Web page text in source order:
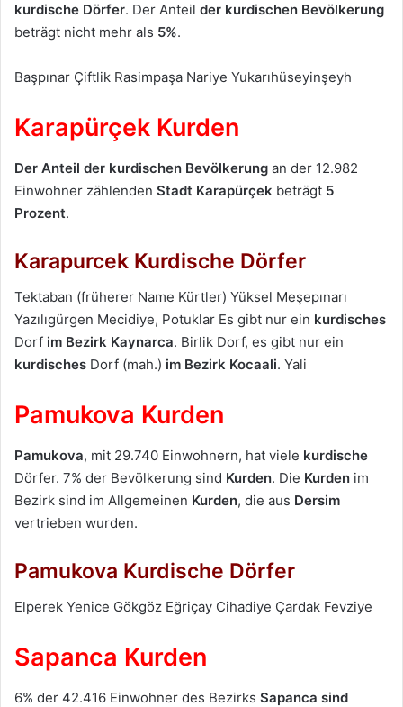
kurdische Dörfer. Der Anteil der kurdischen Bevölkerung
beträgt nicht mehr als 5%.
Başpınar Çiftlik Rasimpaşa Nariye Yukarıhüseyinşeyh
Karapürçek Kurden
Der Anteil der kurdischen Bevölkerung an der 12.982
Einwohner zählenden Stadt Karapürçek beträgt 5
Prozent.
Karapurcek Kurdische Dörfer
Tektaban (früherer Name Kürtler) Yüksel Meşepınarı
Yazılıgürgen Mecidiye, Potuklar Es gibt nur ein kurdisches
Dorf im Bezirk Kaynarca. Birlik Dorf, es gibt nur ein
kurdisches Dorf (mah.) im Bezirk Kocaali. Yali
Pamukova Kurden
Pamukova, mit 29.740 Einwohnern, hat viele kurdische
Dörfer. 7% der Bevölkerung sind Kurden. Die Kurden im
Bezirk sind im Allgemeinen Kurden, die aus Dersim
vertrieben wurden.
Pamukova Kurdische Dörfer
Elperek Yenice Gökgöz Eğriçay Cihadiye Çardak Fevziye
Sapanca Kurden
6% der 42.416 Einwohner des Bezirks Sapanca sind